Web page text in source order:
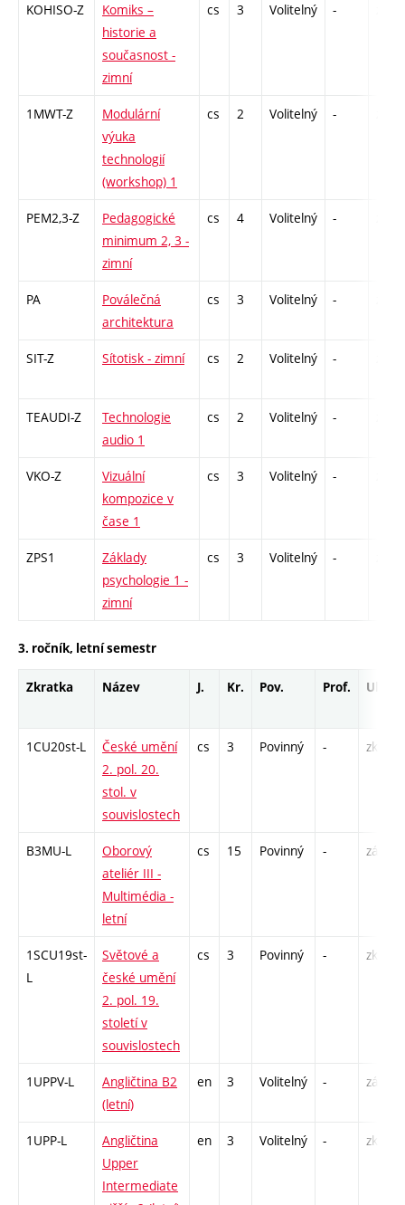
KOHISO-Z
Komiks –
historie a
současnost -
zimní
cs 3 Volitelný -
1MWT-Z
Modulární
výuka
technologií
(workshop) 1
cs 2 Volitelný -
PEM2,3-Z
Pedagogické
minimum 2, 3 -
zimní
cs 4 Volitelný -
PA
Poválečná
architektura
cs 3 Volitelný -
SIT-Z Sítotisk - zimní cs 2 Volitelný -
TEAUDI-Z
Technologie
audio 1
cs 2 Volitelný -
VKO-Z
Vizuální
kompozice v
čase 1
cs 3 Volitelný -
ZPS1
Základy
psychologie 1 -
zimní
cs 3 Volitelný -
3. ročník, letní semestr
Zkratka Název J. Kr. Pov. Prof. Uk.
1CU20st-L
České umění
2. pol. 20.
stol. v
souvislostech
cs 3 Povinný - zk
B3MU-L
Oborový
ateliér III -
Multimédia -
letní
cs 15 Povinný - zá,zk
1SCU19st-
L
Světové a
české umění
2. pol. 19.
století v
souvislostech
cs 3 Povinný - zk
1UPPV-L
Angličtina B2
(letní)
en 3 Volitelný - zá,zk
1UPP-L
Angličtina
Upper
Intermediate
en 3 Volitelný - zk